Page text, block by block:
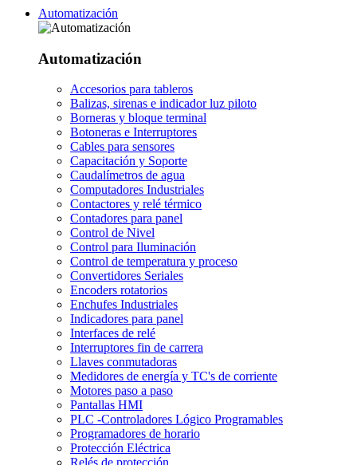
Automatización
Automatización
Accesorios para tableros
Balizas, sirenas e indicador luz piloto
Borneras y bloque terminal
Botoneras e Interruptores
Cables para sensores
Capacitación y Soporte
Caudalímetros de agua
Computadores Industriales
Contactores y relé térmico
Contadores para panel
Control de Nivel
Control para Iluminación
Control de temperatura y proceso
Convertidores Seriales
Encoders rotatorios
Enchufes Industriales
Indicadores para panel
Interfaces de relé
Interruptores fin de carrera
Llaves conmutadoras
Medidores de energía y TC's de corriente
Motores paso a paso
Pantallas HMI
PLC -Controladores Lógico Programables
Programadores de horario
Protección Eléctrica